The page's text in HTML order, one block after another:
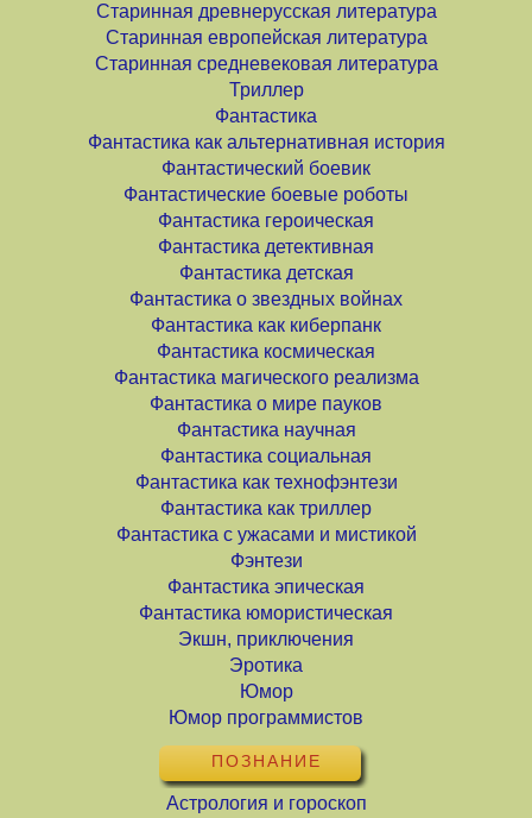
Старинная древнерусская литература
Старинная европейская литература
Старинная средневековая литература
Триллер
Фантастика
Фантастика как альтернативная история
Фантастический боевик
Фантастические боевые роботы
Фантастика героическая
Фантастика детективная
Фантастика детская
Фантастика о звездных войнах
Фантастика как киберпанк
Фантастика космическая
Фантастика магического реализма
Фантастика о мире пауков
Фантастика научная
Фантастика социальная
Фантастика как технофэнтези
Фантастика как триллер
Фантастика с ужасами и мистикой
Фэнтези
Фантастика эпическая
Фантастика юмористическая
Экшн, приключения
Эротика
Юмор
Юмор программистов
ПОЗНАНИЕ
Астрология и гороскоп